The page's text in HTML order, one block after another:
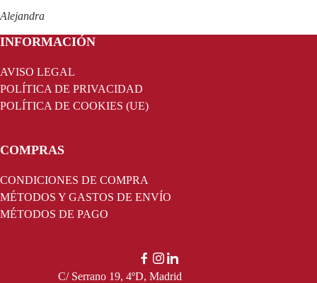
Alejandra
FOOTER
INFORMACIÓN
AVISO LEGAL
POLÍTICA DE PRIVACIDAD
POLÍTICA DE COOKIES (UE)
COMPRAS
CONDICIONES DE COMPRA
MÉTODOS Y GASTOS DE ENVÍO
MÉTODOS DE PAGO
C/ Serrano 19, 4ºD, Madrid